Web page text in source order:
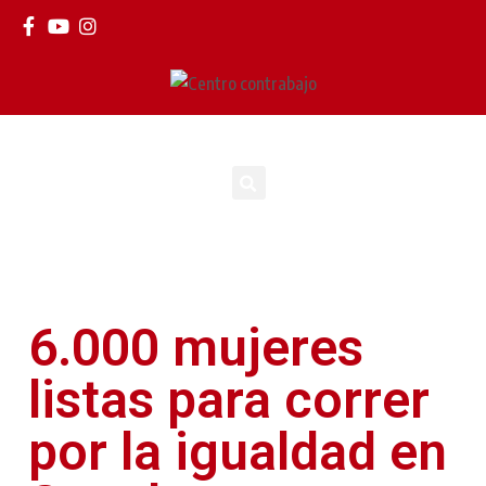
6.000 mujeres
listas para correr
por la igualdad en